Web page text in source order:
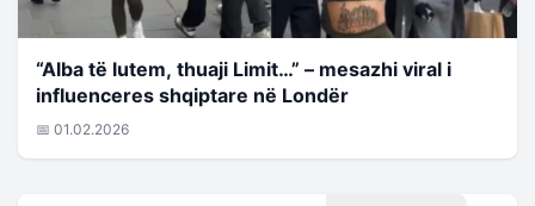
“Alba të lutem, thuaji Limit…” – mesazhi viral i
influenceres shqiptare në Londër
📅 01.02.2026